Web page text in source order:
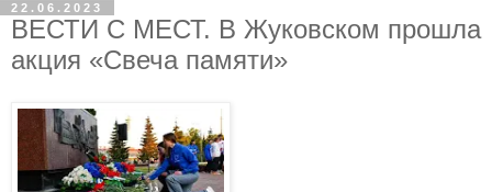
22.06.2023
ВЕСТИ С МЕСТ. В Жуковском прошла
акция «Свеча памяти»